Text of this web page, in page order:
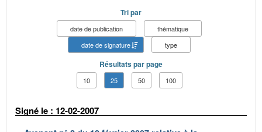
Tri par
date de publication
thématique
date de signature
type
Résultats par page
10 25 50 100
Signé le : 12-02-2007